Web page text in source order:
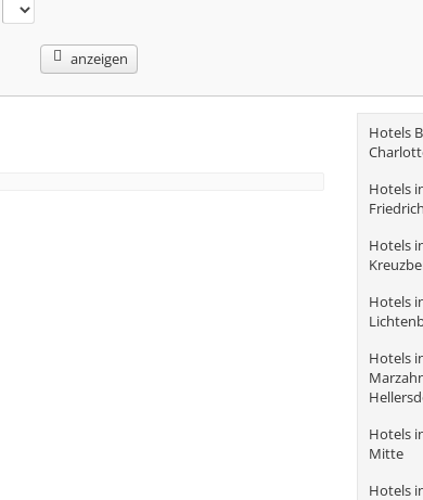
anzeigen
Hotels
Hotels
Hotels
Hotels
Hotels
Hotels
Mitte
Hotels